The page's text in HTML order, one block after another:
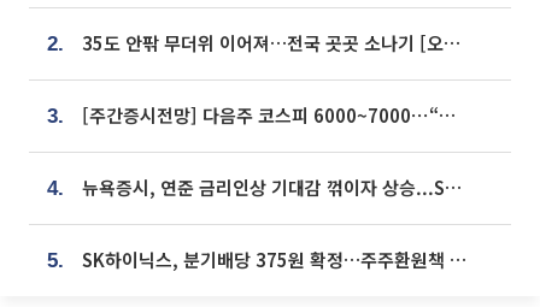
2. 35도 안팎 무더위 이어져…전국 곳곳 소나기 [오늘 날씨]
3. [주간증시전망] 다음주 코스피 6000~7000⋯“外人 수급은 정책이 변수”
4. 뉴욕증시, 연준 금리인상 기대감 꺾이자 상승...S&P500 사상 최고치 [종합]
5. SK하이닉스, 분기배당 375원 확정…주주환원책 9월로 앞당겨 발표